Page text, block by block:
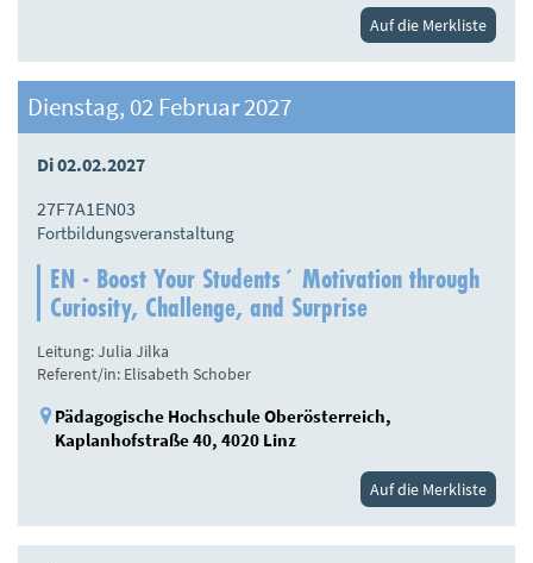
Auf die Merkliste
Dienstag, 02 Februar 2027
Di 02.02.2027
27F7A1EN03
Fortbildungsveranstaltung
EN - Boost Your Students´ Motivation through
Curiosity, Challenge, and Surprise
Leitung: Julia Jilka
Referent/in: Elisabeth Schober
Pädagogische Hochschule Oberösterreich,
Kaplanhofstraße 40, 4020 Linz
Auf die Merkliste